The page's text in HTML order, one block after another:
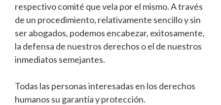
respectivo comité que vela por el mismo. A través
de un procedimiento, relativamente sencillo y sin
ser abogados, podemos encabezar, exitosamente,
la defensa de nuestros derechos o el de nuestros
inmediatos semejantes.
Todas las personas interesadas en los derechos
humanos su garantía y protección.